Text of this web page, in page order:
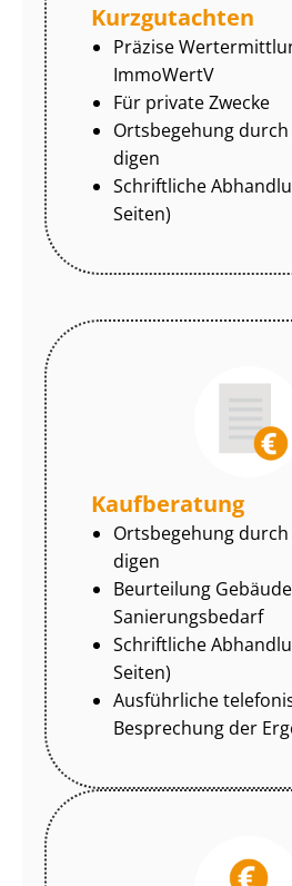
Kurzgutachten
Präzise
ImmoWertV
Für private Zwecke
Ortsbegehung
di­gen
Schriftliche
Seiten)
Kaufberatung
Ortsbegehung
di­gen
Beurteilung
Sa­nie­rungs­be­darf
Schriftliche
Seiten)
Ausführliche
Besprechung der